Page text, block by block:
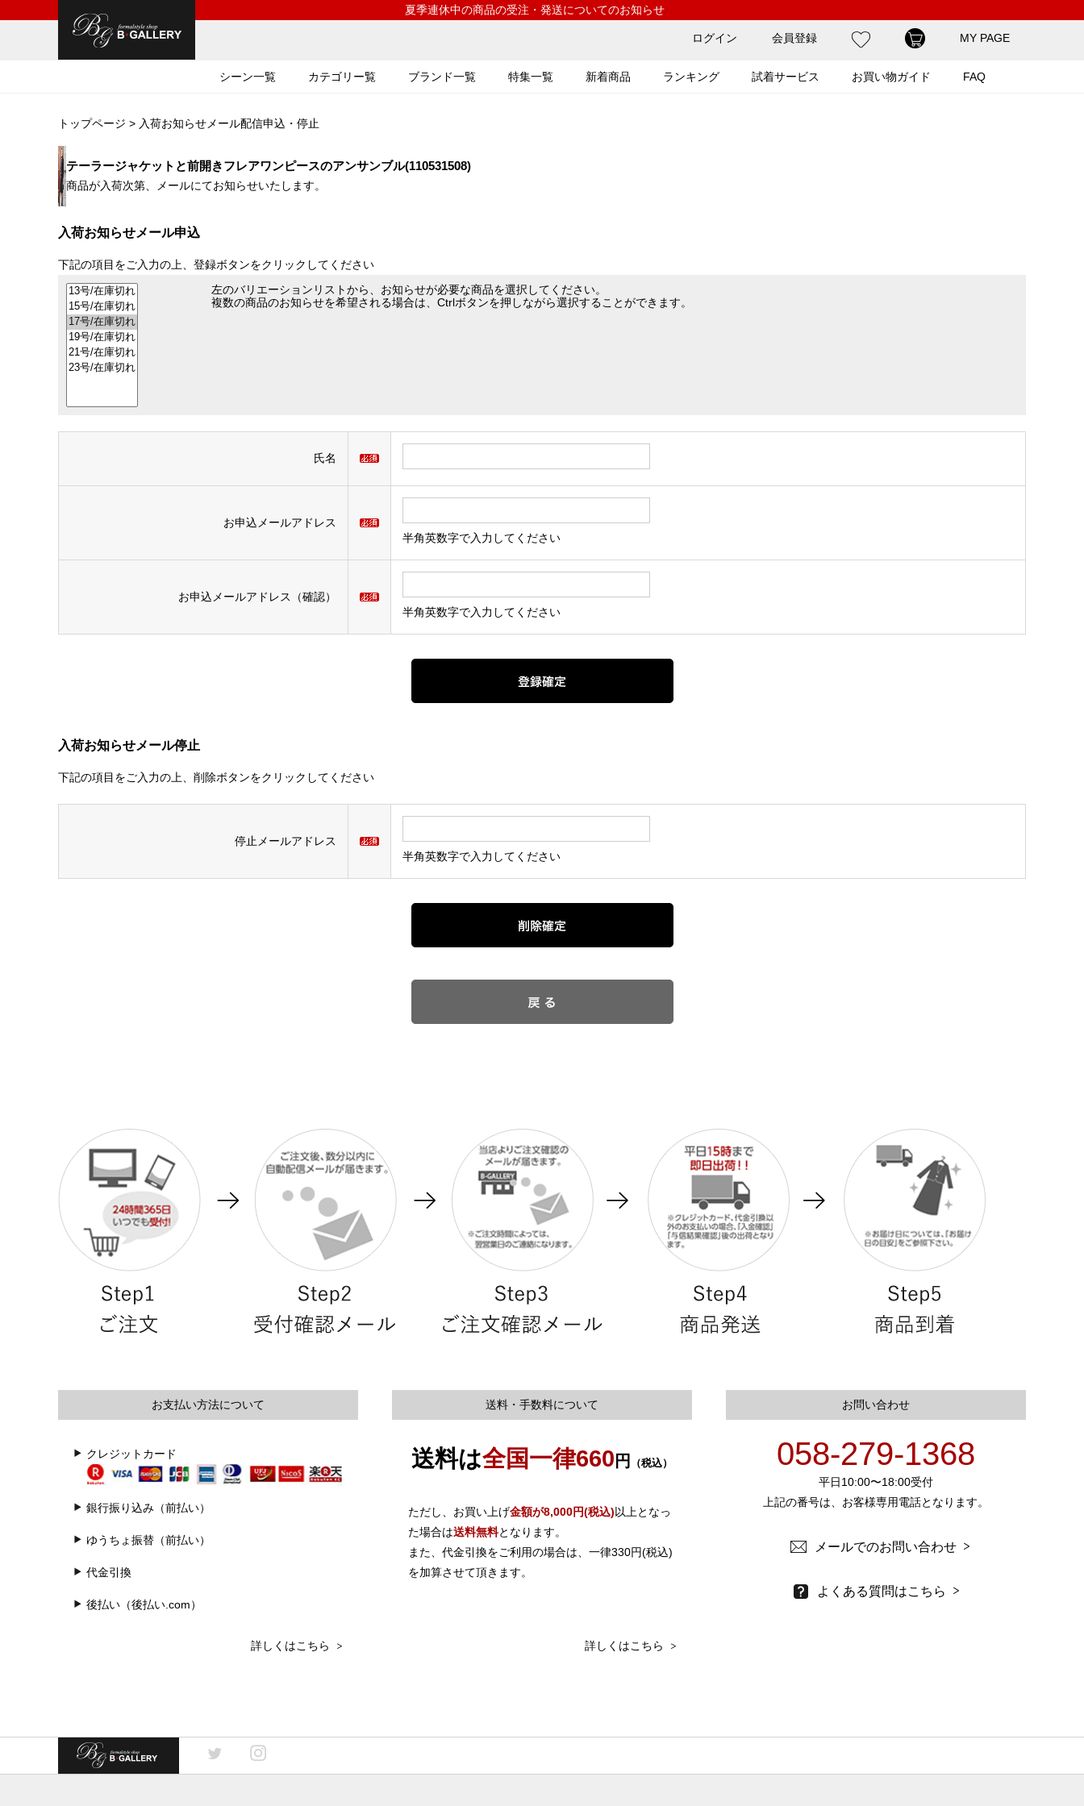
夏季連休中の商品の受注・発送についてのお知らせ
ログイン 会員登録 MY PAGE
シーン一覧 カテゴリー覧 ブランド一覧 特集一覧 新着商品 ランキング 試着サービス お買い物ガイド FAQ
トップページ > 入荷お知らせメール配信申込・停止
テーラージャケットと前開きフレアワンピースのアンサンブル(110531508)
商品が入荷次第、メールにてお知らせいたします。
入荷お知らせメール申込
下記の項目をご入力の上、登録ボタンをクリックしてください
左のバリエーションリストから、お知らせが必要な商品を選択してください。
複数の商品のお知らせを希望される場合は、Ctrlボタンを押しながら選択することができます。
氏名
お申込メールアドレス
半角英数字で入力してください
お申込メールアドレス（確認）
半角英数字で入力してください
入荷お知らせメール停止
下記の項目をご入力の上、削除ボタンをクリックしてください
停止メールアドレス
半角英数字で入力してください
お支払い方法について
クレジットカード
銀行振り込み（前払い）
ゆうちょ振替（前払い）
代金引換
後払い（後払い.com）
詳しくはこちら >
送料・手数料について
送料は全国一律660 円 （税込）
ただし、お買い上げ金額が8,000円(税込)以上となっ
た場合は送料無料となります。
また、代金引換をご利用の場合は、一律330円(税込)
を加算させて頂きます。
詳しくはこちら >
お問い合わせ
058-279-1368
平日10:00〜18:00受付
上記の番号は、お客様専用電話となります。
メールでのお問い合わせ >
よくある質問はこちら >